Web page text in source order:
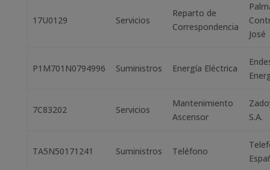
17U0129 Servicios
Reparto de
Correspondencia
José
P1M701N0794996 Suministros Energía Eléctrica
7C83202 Servicios
Mantenimiento
Ascensor
S.A.
TA5N50171241 Suministros Teléfono